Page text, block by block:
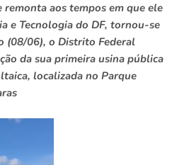
remonta aos tempos em que ele
e Tecnologia do DF, tornou-se
(08/06), o Distrito Federal
da sua primeira usina pública
localizada no Parque